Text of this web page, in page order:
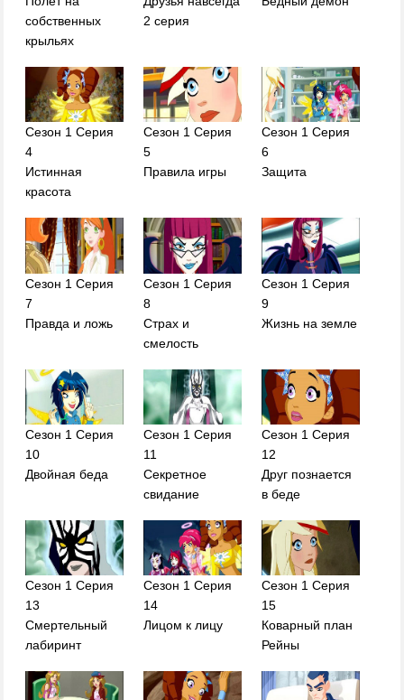
собственных
крыльях
2 серия
Сезон 1 Серия
4
Истинная
красота
Сезон 1 Серия
5
Правила игры
Сезон 1 Серия
6
Защита
Сезон 1 Серия
7
Правда и ложь
Сезон 1 Серия
8
Страх и
смелость
Сезон 1 Серия
9
Жизнь на земле
Сезон 1 Серия
10
Двойная беда
Сезон 1 Серия
11
Секретное
свидание
Сезон 1 Серия
12
Друг познается
в беде
Сезон 1 Серия
13
Смертельный
лабиринт
Сезон 1 Серия
14
Лицом к лицу
Сезон 1 Серия
15
Коварный план
Рейны